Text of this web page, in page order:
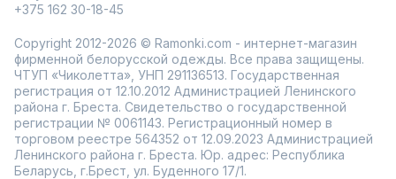
+375 162 30-18-45
Copyright 2012-2026 © Ramonki.com - интернет-магазин
фирменной белорусской одежды. Все права защищены.
ЧТУП «Чиколетта», УНП 291136513. Государственная
регистрация от 12.10.2012 Администрацией Ленинского
района г. Бреста. Свидетельство о государственной
регистрации № 0061143. Регистрационный номер в
торговом реестре 564352 от 12.09.2023 Администрацией
Ленинского района г. Бреста. Юр. адрес: Республика
Беларусь, г.Брест, ул. Буденного 17/1.